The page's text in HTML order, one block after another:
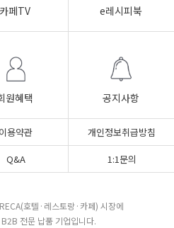
카페TV e레시피북
원혜택 공지사항
이용약관
개인정보취급방침
Q&A 1:1문의
호텔·레스토랑·카페) 시장에
전문 납품 기업입니다.